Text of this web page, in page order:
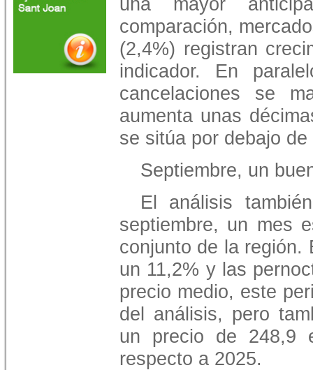
comparación,
(2,4%) registran
indicador. En
cancelaciones se
aumenta unas
se sitúa por debajo
Septiembre, un
El análisis
septiembre, un mes
conjunto de la región.
un 11,2% y las
precio medio, este
del análisis, pero
un precio de 248,9
respecto a 2025.